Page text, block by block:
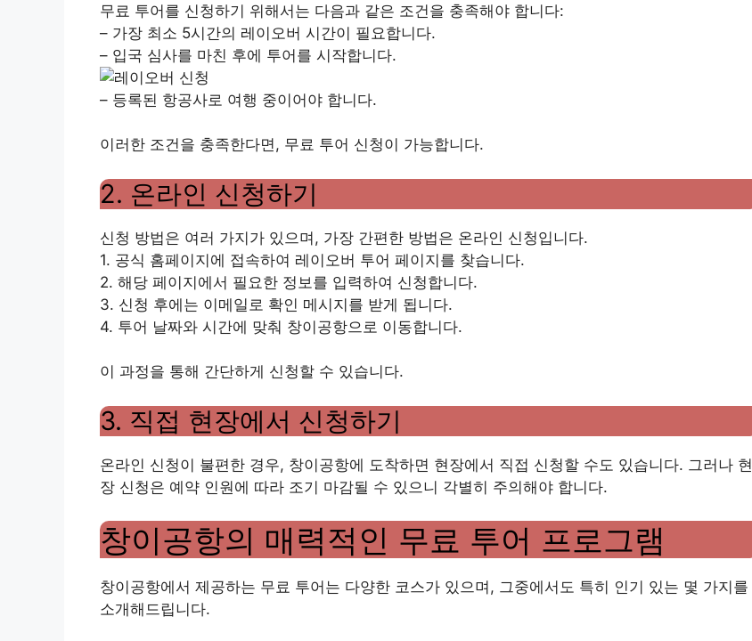
무료 투어를 신청하기 위해서는 다음과 같은 조건을 충족해야 합니다:
– 가장 최소 5시간의 레이오버 시간이 필요합니다.
– 입국 심사를 마친 후에 투어를 시작합니다.
– 등록된 항공사로 여행 중이어야 합니다.
이러한 조건을 충족한다면, 무료 투어 신청이 가능합니다.
2. 온라인 신청하기
신청 방법은 여러 가지가 있으며, 가장 간편한 방법은 온라인 신청입니다.
1. 공식 홈페이지에 접속하여 레이오버 투어 페이지를 찾습니다.
2. 해당 페이지에서 필요한 정보를 입력하여 신청합니다.
3. 신청 후에는 이메일로 확인 메시지를 받게 됩니다.
4. 투어 날짜와 시간에 맞춰 창이공항으로 이동합니다.
이 과정을 통해 간단하게 신청할 수 있습니다.
3. 직접 현장에서 신청하기
온라인 신청이 불편한 경우, 창이공항에 도착하면 현장에서 직접 신청할 수도 있습니다. 그러나 현
장 신청은 예약 인원에 따라 조기 마감될 수 있으니 각별히 주의해야 합니다.
창이공항의 매력적인 무료 투어 프로그램
창이공항에서 제공하는 무료 투어는 다양한 코스가 있으며, 그중에서도 특히 인기 있는 몇 가지를
소개해드립니다.